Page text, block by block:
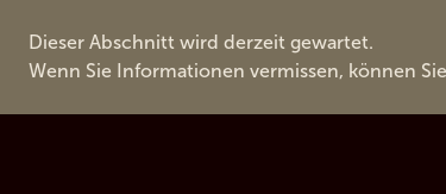
Dieser Abschnitt wird derzeit gewartet.
Wenn Sie Informationen vermissen, können